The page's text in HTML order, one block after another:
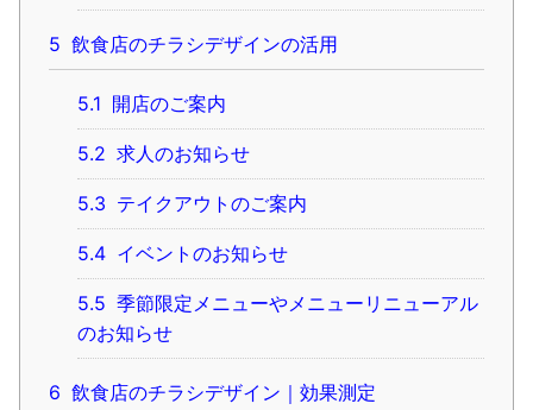
5 飲食店のチラシデザインの活用
5.1 開店のご案内
5.2 求人のお知らせ
5.3 テイクアウトのご案内
5.4 イベントのお知らせ
5.5 季節限定メニューやメニューリニューアル
のお知らせ
6 飲食店のチラシデザイン｜効果測定